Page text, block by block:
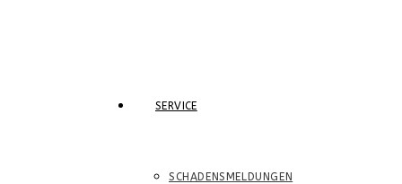
SERVICE
SCHADENSMELDUNGEN